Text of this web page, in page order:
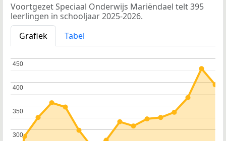
Voortgezet Speciaal Onderwijs Mariëndael telt 395
leerlingen in schooljaar 2025-2026.
Grafiek
Tabel
300
300
350
350
400
400
450
450